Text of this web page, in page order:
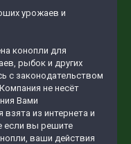
урожаев и
конопли для
рыбок и других
с законодательством
не несёт
Вами
из интернета и
если вы решите
ваши действия